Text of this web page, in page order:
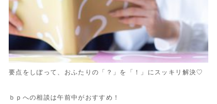
要点をしぼって、おふたりの「？」を「！」にスッキリ解決♡
ｂｐへの相談は午前中がおすすめ！